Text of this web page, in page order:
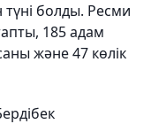
түні болды. Ресми
185 адам
және 47 көлік